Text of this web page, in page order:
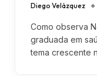
Diego Velázquez
Como observa
graduada em
tema crescente